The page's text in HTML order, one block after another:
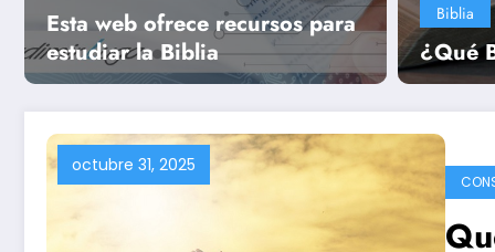
Esta web ofrece recursos para
estudiar la Biblia
Biblia
¿Qué
Leer más
octubre 31, 2025